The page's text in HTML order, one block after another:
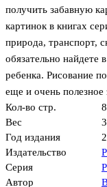
получить забавную
картинок в книгах
природа, транспорт,
обязательно найдете
ребенка. Рисование
еще и очень полезное
Кол-во стр.
8
Вес
Год издания
Издательство
Серия
Автор